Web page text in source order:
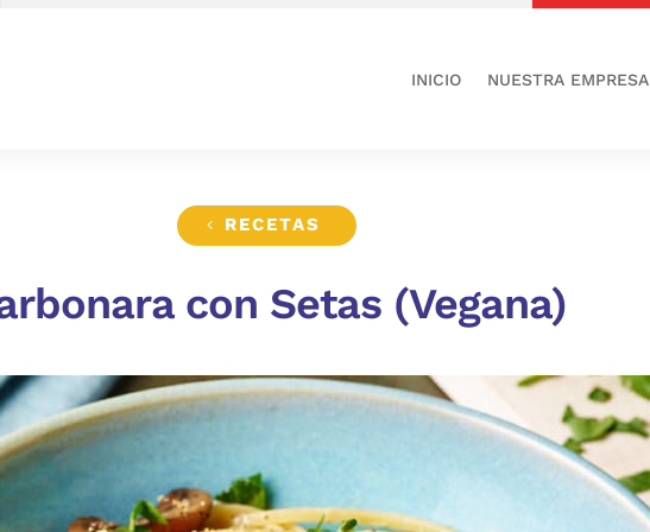
INICIO NUESTRA EMPRESA
RECETAS
con Setas (Vegana)